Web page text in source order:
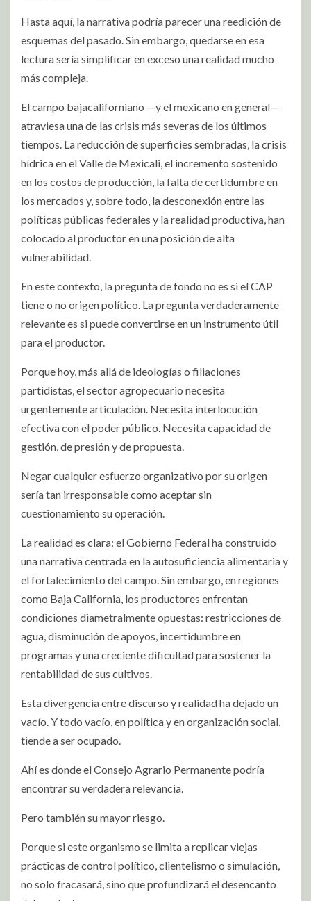
Hasta aquí, la narrativa podría parecer una reedición de
esquemas del pasado. Sin embargo, quedarse en esa
lectura sería simplificar en exceso una realidad mucho
más compleja.
El campo bajacaliforniano —y el mexicano en general—
atraviesa una de las crisis más severas de los últimos
tiempos. La reducción de superficies sembradas, la crisis
hídrica en el Valle de Mexicali, el incremento sostenido
en los costos de producción, la falta de certidumbre en
los mercados y, sobre todo, la desconexión entre las
políticas públicas federales y la realidad productiva, han
colocado al productor en una posición de alta
vulnerabilidad.
En este contexto, la pregunta de fondo no es si el CAP
tiene o no origen político. La pregunta verdaderamente
relevante es si puede convertirse en un instrumento útil
para el productor.
Porque hoy, más allá de ideologías o filiaciones
partidistas, el sector agropecuario necesita
urgentemente articulación. Necesita interlocución
efectiva con el poder público. Necesita capacidad de
gestión, de presión y de propuesta.
Negar cualquier esfuerzo organizativo por su origen
sería tan irresponsable como aceptar sin
cuestionamiento su operación.
La realidad es clara: el Gobierno Federal ha construido
una narrativa centrada en la autosuficiencia alimentaria y
el fortalecimiento del campo. Sin embargo, en regiones
como Baja California, los productores enfrentan
condiciones diametralmente opuestas: restricciones de
agua, disminución de apoyos, incertidumbre en
programas y una creciente dificultad para sostener la
rentabilidad de sus cultivos.
Esta divergencia entre discurso y realidad ha dejado un
vacío. Y todo vacío, en política y en organización social,
tiende a ser ocupado.
Ahí es donde el Consejo Agrario Permanente podría
encontrar su verdadera relevancia.
Pero también su mayor riesgo.
Porque si este organismo se limita a replicar viejas
prácticas de control político, clientelismo o simulación,
no solo fracasará, sino que profundizará el desencanto